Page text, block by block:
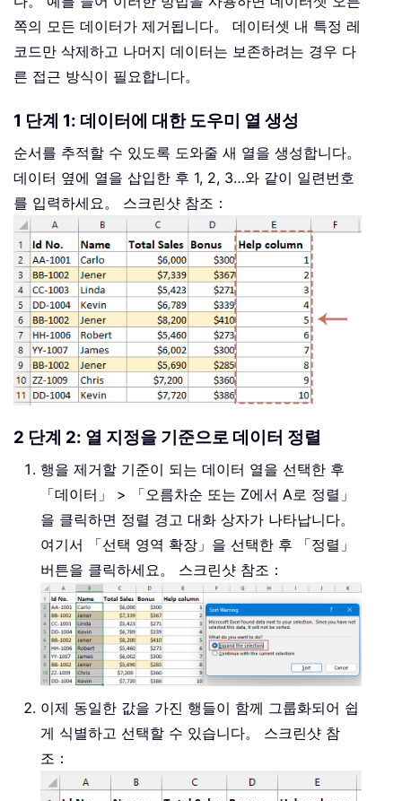
쪽의 모든 데이터가 제거됩니다。 데이터셋 내 특정 레
코드만 삭제하고 나머지 데이터는 보존하려는 경우 다
른 접근 방식이 필요합니다。
1 단계 1: 데이터에 대한 도우미 열 생성
순서를 추적할 수 있도록 도와줄 새 열을 생성합니다。
데이터 옆에 열을 삽입한 후 1, 2, 3…와 같이 일련번호
를 입력하세요。 스크린샷 참조：
2 단계 2: 열 지정을 기준으로 데이터 정렬
행을 제거할 기준이 되는 데이터 열을 선택한 후
「데이터」 > 「오름차순 또는 Z에서 A로 정렬」
을 클릭하면 정렬 경고 대화 상자가 나타납니다。
여기서 「선택 영역 확장」을 선택한 후 「정렬」
버튼을 클릭하세요。 스크린샷 참조：
이제 동일한 값을 가진 행들이 함께 그룹화되어 쉽
게 식별하고 선택할 수 있습니다。 스크린샷 참
조：